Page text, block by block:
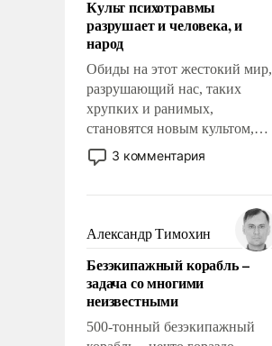
Культ психотравмы
разрушает и человека, и
народ
Обиды на этот жестокий мир,
разрушающий нас, таких
хрупких и ранимых,
становятся новым культом,
постепенно вытесняя и
отменяя традиционное
мужественным и твердым под
ударами судьбы, брать на себя
ответственность, помогать
слабым, идти вперед и
адаптироваться.
3 комментария
Александр Тимохин
Безэкипажный корабль –
задача со многими
неизвестными
500-тонный безэкипажный